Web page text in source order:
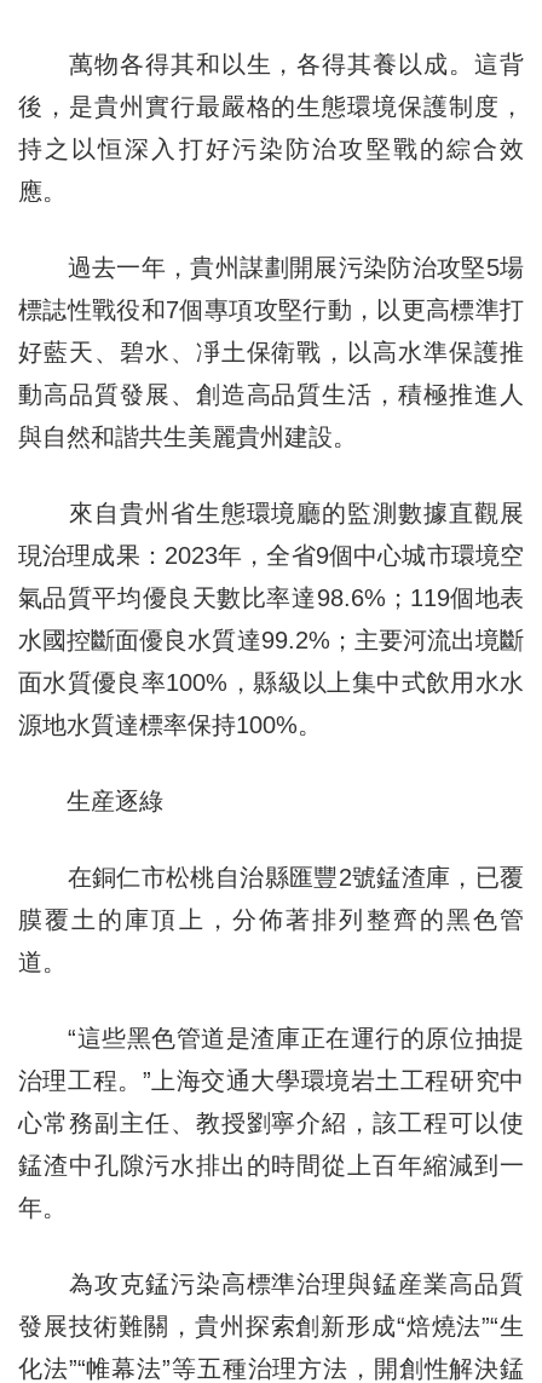
萬物各得其和以生，各得其養以成。這背
後，是貴州實行最嚴格的生態環境保護制度，
持之以恒深入打好污染防治攻堅戰的綜合效
應。
過去一年，貴州謀劃開展污染防治攻堅5場
標誌性戰役和7個專項攻堅行動，以更高標準打
好藍天、碧水、凈土保衛戰，以高水準保護推
動高品質發展、創造高品質生活，積極推進人
與自然和諧共生美麗貴州建設。
來自貴州省生態環境廳的監測數據直觀展
現治理成果：2023年，全省9個中心城市環境空
氣品質平均優良天數比率達98.6%；119個地表
水國控斷面優良水質達99.2%；主要河流出境斷
面水質優良率100%，縣級以上集中式飲用水水
源地水質達標率保持100%。
生産逐綠
在銅仁市松桃自治縣匯豐2號錳渣庫，已覆
膜覆土的庫頂上，分佈著排列整齊的黑色管
道。
“這些黑色管道是渣庫正在運行的原位抽提
治理工程。”上海交通大學環境岩土工程研究中
心常務副主任、教授劉寧介紹，該工程可以使
錳渣中孔隙污水排出的時間從上百年縮減到一
年。
為攻克錳污染高標準治理與錳産業高品質
發展技術難關，貴州探索創新形成“焙燒法”“生
化法”“帷幕法”等五種治理方法，開創性解決錳